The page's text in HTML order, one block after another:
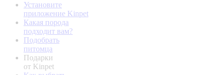
Установите
приложение Kinpet
Какая порода
подходит вам?
Подобрать
питомца
Подарки
от Kinpet